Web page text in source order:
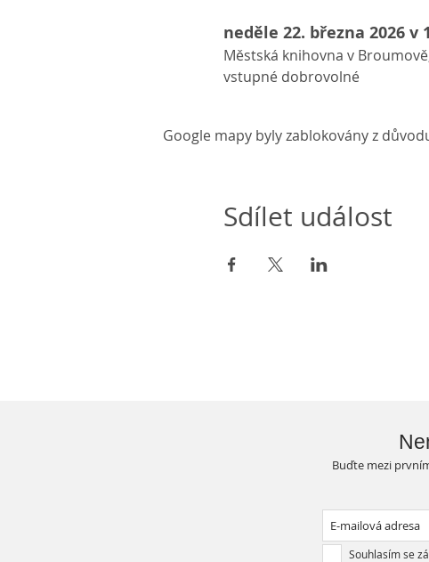
neděle 22. března 2026 v
Městská knihovna v
vstupné dobrovolné
Google mapy byly zablokovány z
Sdílet událost
Buďte mezi
Souhlasím se